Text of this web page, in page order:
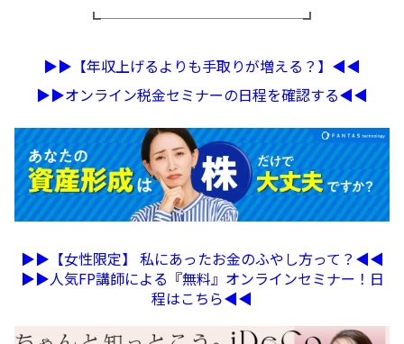
┗──────────────┛
▶︎▶︎【年収上げるよりも手取りが増える？】◀︎◀︎
▶︎▶︎オンライン税金セミナーの日程を確認する◀︎◀︎
▶︎▶︎【女性限定】 私にあったお金のふやし方って？◀︎◀︎
▶︎▶︎人気FP講師による『無料』オンラインセミナー！日
程はこちら◀︎◀︎